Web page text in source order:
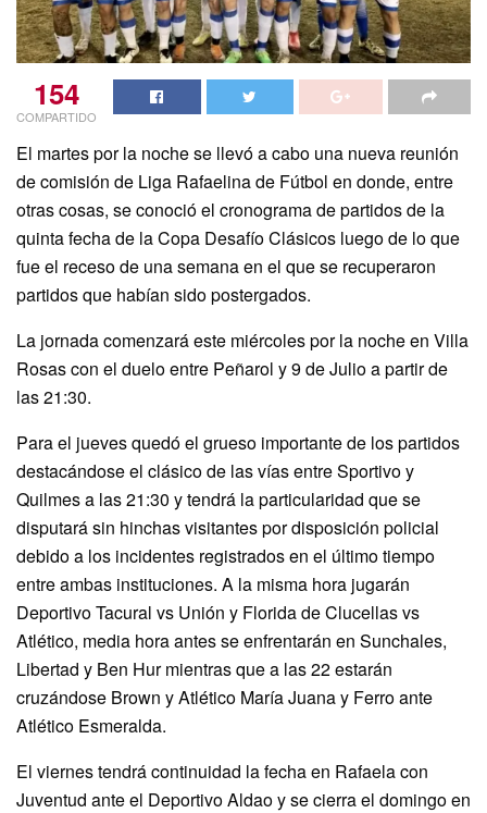
154
COMPARTIDO
El martes por la noche se llevó a cabo una nueva reunión
de comisión de Liga Rafaelina de Fútbol en donde, entre
otras cosas, se conoció el cronograma de partidos de la
quinta fecha de la Copa Desafío Clásicos luego de lo que
fue el receso de una semana en el que se recuperaron
partidos que habían sido postergados.
La jornada comenzará este miércoles por la noche en Villa
Rosas con el duelo entre Peñarol y 9 de Julio a partir de
las 21:30.
Para el jueves quedó el grueso importante de los partidos
destacándose el clásico de las vías entre Sportivo y
Quilmes a las 21:30 y tendrá la particularidad que se
disputará sin hinchas visitantes por disposición policial
debido a los incidentes registrados en el último tiempo
entre ambas instituciones. A la misma hora jugarán
Deportivo Tacural vs Unión y Florida de Clucellas vs
Atlético, media hora antes se enfrentarán en Sunchales,
Libertad y Ben Hur mientras que a las 22 estarán
cruzándose Brown y Atlético María Juana y Ferro ante
Atlético Esmeralda.
El viernes tendrá continuidad la fecha en Rafaela con
Juventud ante el Deportivo Aldao y se cierra el domingo en